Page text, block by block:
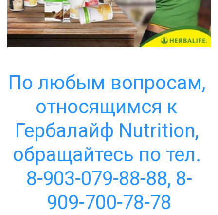
По любым вопросам,
относящимся к
Гербалайф Nutrition,
обращайтесь по тел.
8-903-079-88-88, 8-
909-700-78-78